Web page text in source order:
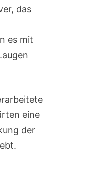
das
es mit
eine
der